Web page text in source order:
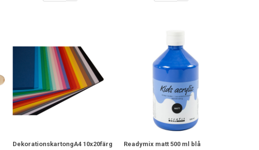
DekorationskartongA4 10x20färg Readymix matt 500 ml blå